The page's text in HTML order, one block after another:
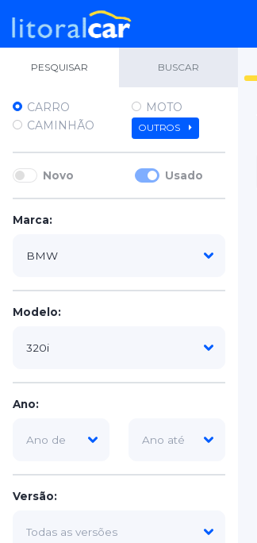
PESQUISAR BUSCAR
CARRO
MOTO
CAMINHÃO
OUTROS
Novo Usado
Marca:
Modelo:
Ano:
Versão: